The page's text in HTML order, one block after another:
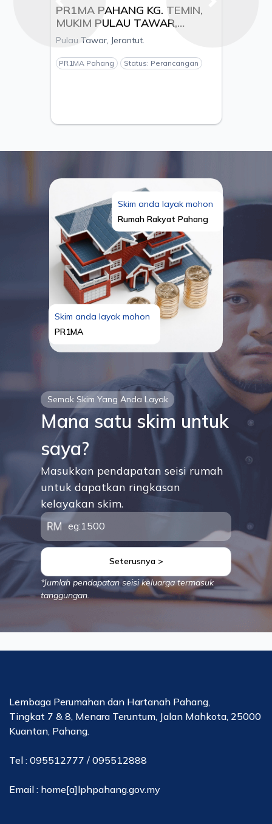
PR1MA PAHANG KG. TEMIN,
MUKIM PULAU TAWAR,
DAERAH JERANTUT, PAHANG
- PEMAJU BETA ENGINEERING
& CONSTRUCTION SDN.BHD
Pulau Tawar, Jerantut.
PR1MA Pahang Status: Perancangan
Previous
Semak Skim Yang Anda Layak
Mana satu skim untuk
saya?
Masukkan pendapatan seisi rumah
untuk dapatkan ringkasan
kelayakan skim.
Seterusnya >
*Jumlah pendapatan seisi keluarga termasuk
tanggungan.
Skim anda layak mohon
Rumah Rakyat Pahang
Skim anda layak mohon
PR1MA
Lembaga Perumahan dan Hartanah Pahang,
Tingkat 7 & 8, Menara Teruntum, Jalan Mahkota, 25000
Kuantan, Pahang.
Tel : 095512777 / 095512888
Email : home[a]lphpahang.gov.my